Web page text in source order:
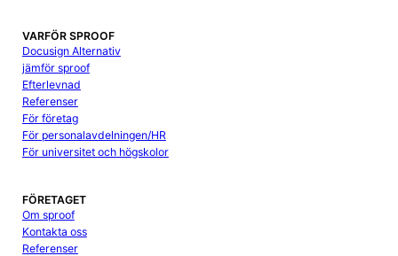
VARFÖR SPROOF
Docusign Alternativ
jämför sproof
Efterlevnad
Referenser
För företag
För personalavdelningen/HR
För universitet och högskolor
FÖRETAGET
Om sproof
Kontakta oss
Referenser